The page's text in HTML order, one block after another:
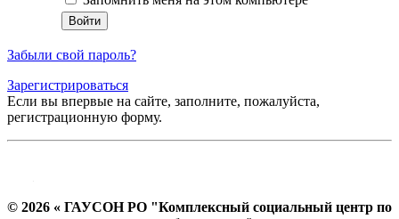
Забыли свой пароль?
Зарегистрироваться
Если вы впервые на сайте, заполните, пожалуйста,
регистрационную форму.
© 2026 « ГАУСОН РО "Комплексный социальный центр по